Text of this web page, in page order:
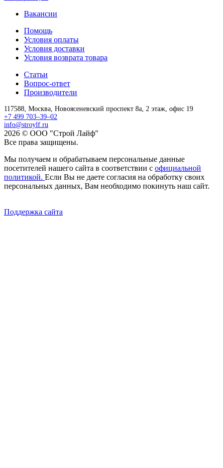
Вакансии
Помощь
Условия оплаты
Условия доставки
Условия возврата товара
Статьи
Вопрос-ответ
Производители
117588, Москва, Новоясеневский проспект 8а, 2 этаж, офис 19
+7 499 703–39–02
info@stroylf.ru
2026 © ООО "Строй Лайф"
Все права защищены.
Мы получаем и обрабатываем персональные данные
посетителей нашего сайта в соответствии с официальной
политикой. Если Вы не даете согласия на обработку своих
персональных данных, Вам необходимо покинуть наш сайт.
Поддержка сайта